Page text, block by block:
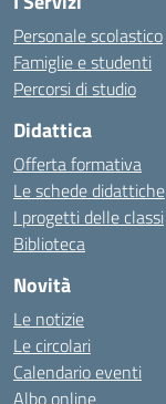
Personale scolastico
Famiglie e studenti
Percorsi di studio
Didattica
Offerta formativa
Le schede didattiche
I progetti delle classi
Biblioteca
Novità
Le notizie
Le circolari
Calendario eventi
Albo online